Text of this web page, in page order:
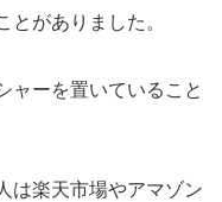
がありました。
ャーを置いていること
は楽天市場やアマゾン